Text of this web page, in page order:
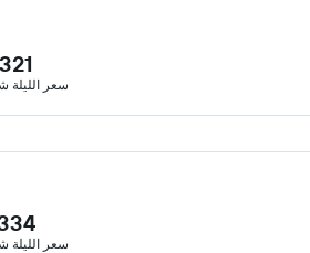
321 ﷼
سعر الليلة
334
سعر الليلة